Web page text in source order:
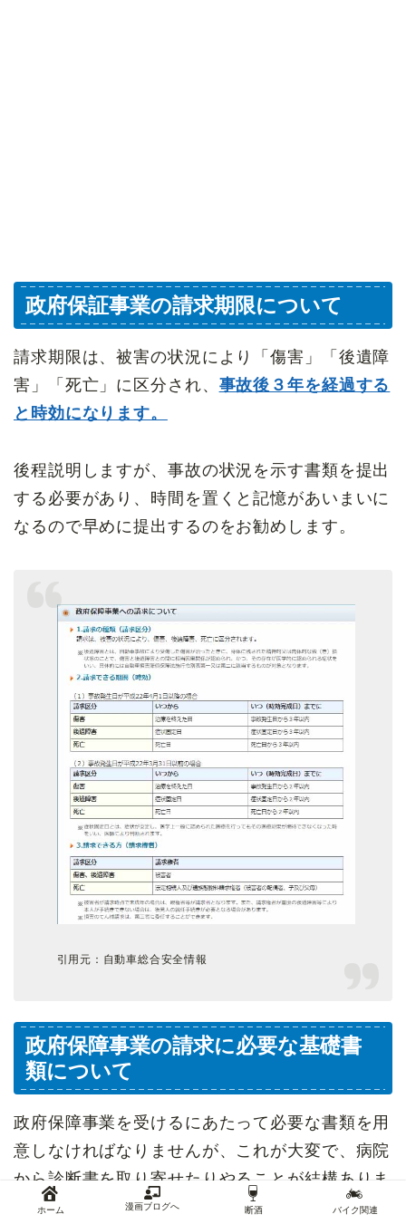
政府保証事業の請求期限について
請求期限は、被害の状況により「傷害」「後遺障
害」「死亡」に区分され、 事故後３年を経過する
と時効になります。
後程説明しますが、事故の状況を示す書類を提出
する必要があり、時間を置くと記憶があいまいに
なるので早めに提出するのをお勧めします。
引用元：自動車総合安全情報
政府保障事業の請求に必要な基礎書
類について
政府保障事業を受けるにあたって必要な書類を用
意しなければなりませんが、これが大変で、病院
から診断書を取り寄せたりやることが結構ありま
す。ホーム 漫画ブログへ 断酒 バイク関連